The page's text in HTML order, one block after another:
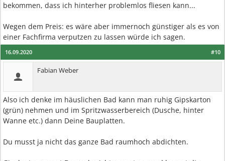
bekommen, dass ich hinterher problemlos fliesen kann...
Wegen dem Preis: es wäre aber immernoch günstiger als es von
einer Fachfirma verputzen zu lassen würde ich sagen.
#10
16.09.2020
Fabian Weber
Also ich denke im häuslichen Bad kann man ruhig Gipskarton
(grün) nehmen und im Spritzwasserbereich (Dusche, hinter
Wanne etc.) dann Deine Bauplatten.
Du musst ja nicht das ganze Bad raumhoch abdichten.